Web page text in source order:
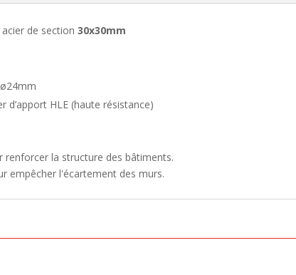
de section 30x30mm
d’apport HLE (haute résistance)
renforcer la structure des bâtiments.
empêcher l'écartement des murs.